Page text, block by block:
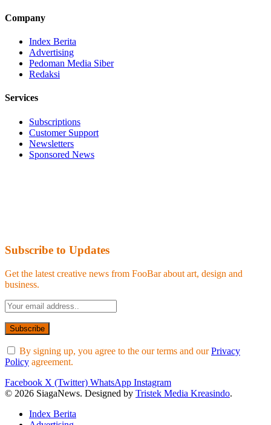
Company
Index Berita
Advertising
Pedoman Media Siber
Redaksi
Services
Subscriptions
Customer Support
Newsletters
Sponsored News
Subscribe to Updates
Get the latest creative news from FooBar about art, design and
business.
By signing up, you agree to the our terms and ourPrivacy
Policy agreement.
Facebook X (Twitter) WhatsApp Instagram
© 2026 SiagaNews. Designed by Tristek Media Kreasindo.
Index Berita